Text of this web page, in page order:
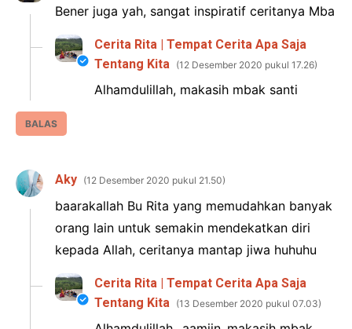
Bener juga yah, sangat inspiratif ceritanya Mba
BALAS
Cerita Rita | Tempat Cerita Apa Saja
Tentang Kita
12 Desember 2020 pukul 17.26
Alhamdulillah, makasih mbak santi
Aky 12 Desember 2020 pukul 21.50
baarakallah Bu Rita yang memudahkan banyak
orang lain untuk semakin mendekatkan diri
kepada Allah, ceritanya mantap jiwa huhuhu
Cerita Rita | Tempat Cerita Apa Saja
Tentang Kita
13 Desember 2020 pukul 07.03